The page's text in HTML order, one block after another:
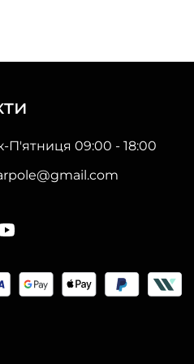
П'ятниця 09:00 - 18:00